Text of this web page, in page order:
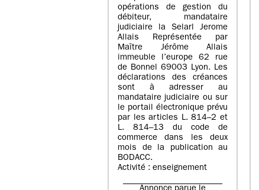
opérations de gestion du
débiteur, mandataire
judiciaire la Selarl Jerome
Allais Représentée par
Maître Jérôme Allais
immeuble l’europe 62 rue
de Bonnel 69003 Lyon. Les
déclarations des créances
sont à adresser au
mandataire judiciaire ou sur
le portail électronique prévu
par les articles L. 814–2 et
L. 814–13 du code de
commerce dans les deux
mois de la publication au
BODACC.
Activité : enseignement